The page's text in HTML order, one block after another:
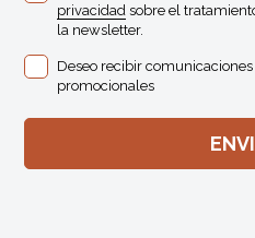
privacidad sobre el
la newsletter.
Deseo recibir
promocionales